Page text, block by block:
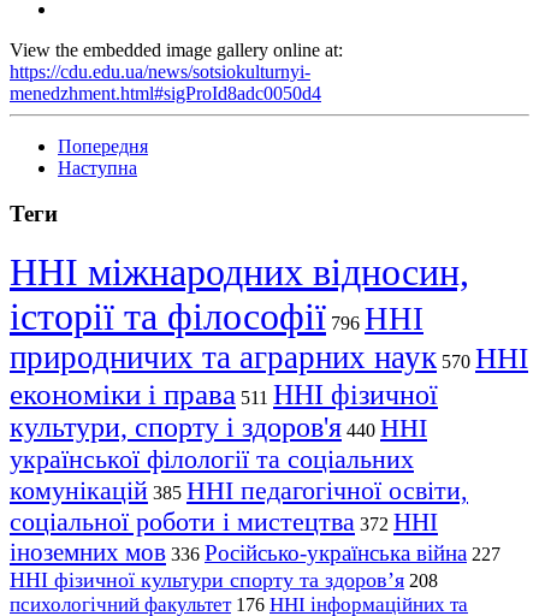
View the embedded image gallery online at:
https://cdu.edu.ua/news/sotsiokulturnyi-
menedzhment.html#sigProId8adc0050d4
Попередня
Наступна
Теги
ННІ міжнародних відносин,
історії та філософії 796 ННІ
природничих та аграрних наук 570 ННІ
економіки і права 511 ННІ фізичної
культури, спорту і здоров'я 440 ННІ
української філології та соціальних
комунікацій 385 ННІ педагогічної освіти,
соціальної роботи і мистецтва 372 ННІ
іноземних мов 336 Російсько-українська війна 227
ННІ фізичної культури спорту та здоров’я 208
психологічний факультет 176 ННІ інформаційних та